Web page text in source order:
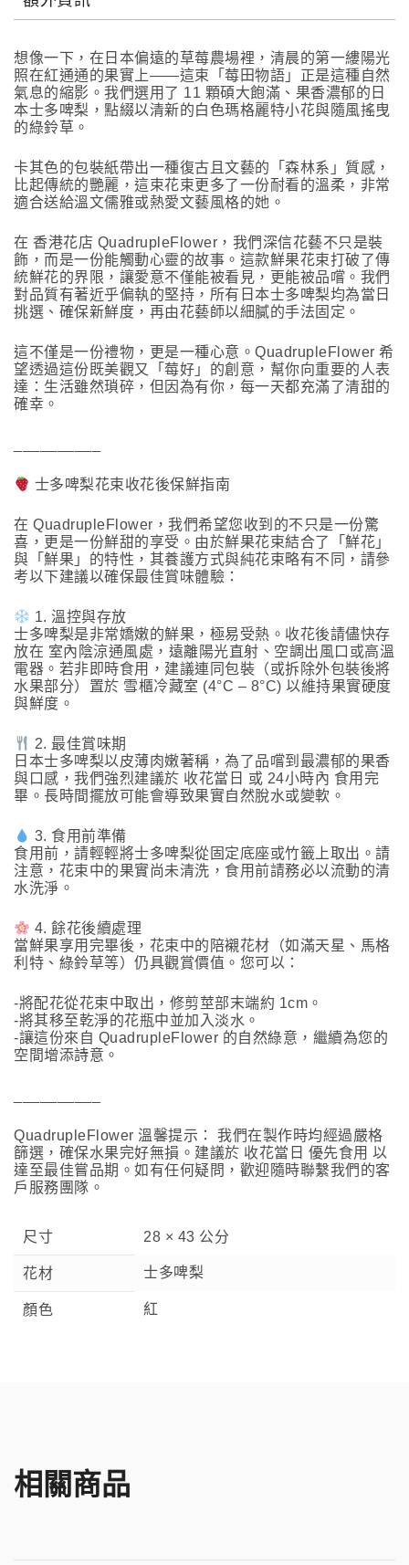
想像一下，在日本偏遠的草莓農場裡，清晨的第一縷陽光
照在紅通通的果實上——這束「莓田物語」正是這種自然
氣息的縮影。我們選用了 11 顆碩大飽滿、果香濃郁的日
本士多啤梨，點綴以清新的白色瑪格麗特小花與隨風搖曳
的綠鈴草。
卡其色的包裝紙帶出一種復古且文藝的「森林系」質感，
比起傳統的艷麗，這束花束更多了一份耐看的溫柔，非常
適合送給溫文儒雅或熱愛文藝風格的她。
在 香港花店 QuadrupleFlower，我們深信花藝不只是裝
飾，而是一份能觸動心靈的故事。這款鮮果花束打破了傳
統鮮花的界限，讓愛意不僅能被看見，更能被品嚐。我們
對品質有著近乎偏執的堅持，所有日本士多啤梨均為當日
挑選、確保新鮮度，再由花藝師以細膩的手法固定。
這不僅是一份禮物，更是一種心意。QuadrupleFlower 希
望透過這份既美觀又「莓好」的創意，幫你向重要的人表
達：生活雖然瑣碎，但因為有你，每一天都充滿了清甜的
確幸。
士多啤梨花束收花後保鮮指南
在 QuadrupleFlower，我們希望您收到的不只是一份驚
喜，更是一份鮮甜的享受。由於鮮果花束結合了「鮮花」
與「鮮果」的特性，其養護方式與純花束略有不同，請參
考以下建議以確保最佳賞味體驗：
1. 溫控與存放
士多啤梨是非常嬌嫩的鮮果，極易受熱。收花後請儘快存
放在 室內陰涼通風處，遠離陽光直射、空調出風口或高溫
電器。若非即時食用，建議連同包裝（或拆除外包裝後將
水果部分）置於 雪櫃冷藏室 (4°C – 8°C) 以維持果實硬度
與鮮度。
2. 最佳賞味期
日本士多啤梨以皮薄肉嫩著稱，為了品嚐到最濃郁的果香
與口感，我們強烈建議於 收花當日 或 24小時內 食用完
畢。長時間擺放可能會導致果實自然脫水或變軟。
3. 食用前準備
食用前，請輕輕將士多啤梨從固定底座或竹籤上取出。請
注意，花束中的果實尚未清洗，食用前請務必以流動的清
水洗淨。
4. 餘花後續處理
當鮮果享用完畢後，花束中的陪襯花材（如滿天星、馬格
利特、綠鈴草等）仍具觀賞價值。您可以：
-將配花從花束中取出，修剪莖部末端約 1cm。
-將其移至乾淨的花瓶中並加入淡水。
-讓這份來自 QuadrupleFlower 的自然綠意，繼續為您的
空間增添詩意。
QuadrupleFlower 溫馨提示： 我們在製作時均經過嚴格
篩選，確保水果完好無損。建議於 收花當日 優先食用 以
達至最佳嘗品期。如有任何疑問，歡迎隨時聯繫我們的客
戶服務團隊。
尺寸 28 × 43 公分
花材 士多啤梨
顏色 紅
相關商品